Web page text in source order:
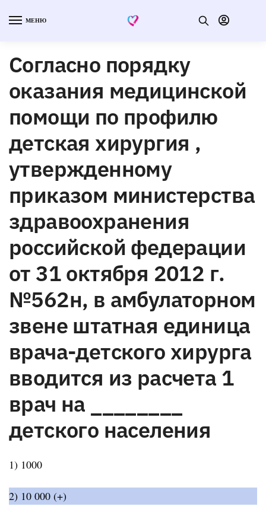
МЕНЮ
Согласно порядку
оказания медицинской
помощи по профилю
детская хирургия ,
утвержденному
приказом министерства
здравоохранения
российской федерации
от 31 октября 2012 г.
№562н, в амбулаторном
звене штатная единица
врача-детского хирурга
вводится из расчета 1
врач на ________
детского населения
1) 1000
2) 10 000 (+)